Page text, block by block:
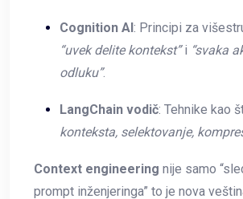
Cognition AI: Principi za
“uvek delite kontekst”i “svaka
odluku”.
LangChain vodič: Tehnike kao
konteksta, selektovanje,
Context engineering nije samo
prompt inženjeringa” to je nova